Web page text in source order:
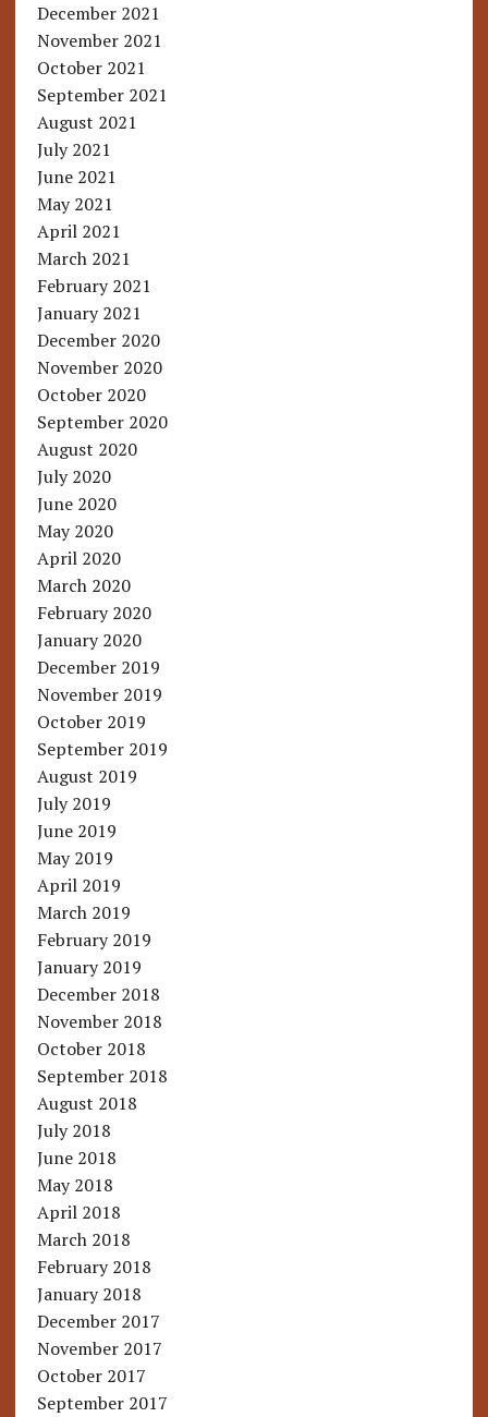
December 2021
November 2021
October 2021
September 2021
August 2021
July 2021
June 2021
May 2021
April 2021
March 2021
February 2021
January 2021
December 2020
November 2020
October 2020
September 2020
August 2020
July 2020
June 2020
May 2020
April 2020
March 2020
February 2020
January 2020
December 2019
November 2019
October 2019
September 2019
August 2019
July 2019
June 2019
May 2019
April 2019
March 2019
February 2019
January 2019
December 2018
November 2018
October 2018
September 2018
August 2018
July 2018
June 2018
May 2018
April 2018
March 2018
February 2018
January 2018
December 2017
November 2017
October 2017
September 2017